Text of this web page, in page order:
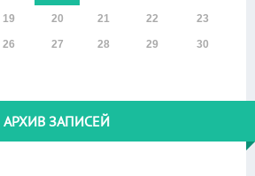
19 20 21 22 23
26 27 28 29 30
АРХИВ ЗАПИСЕЙ